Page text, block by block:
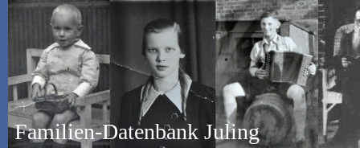
Familien-Datenbank Juling